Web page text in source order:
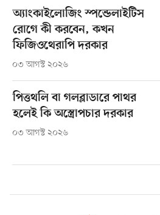
অ্যাংকাইলোজিং স্পন্ডেলাইটিস
রোগে কী করবেন, কখন
ফিজিওথেরাপি দরকার
০৩ আগস্ট ২০২৬
পিত্তথলি বা গলব্লাডারে পাথর
হলেই কি অস্ত্রোপচার দরকার
০৩ আগস্ট ২০২৬